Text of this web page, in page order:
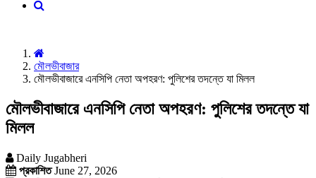
মৌলভীবাজার
মৌলভীবাজারে এনসিপি নেতা অপহরণ: পুলিশের তদন্তে যা মিলল
মৌলভীবাজারে এনসিপি নেতা অপহরণ: পুলিশের তদন্তে যা
মিলল
Daily Jugabheri
প্রকাশিতJune 27, 2026